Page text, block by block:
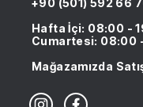
+90 (501) 592 66
Hafta İçi: 08:00 -
Cumartesi: 08:00
Mağazamızda